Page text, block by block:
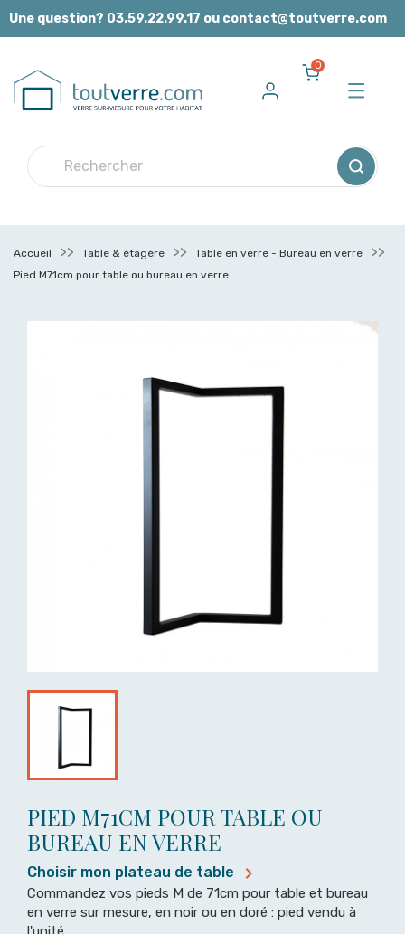
Panneau de gestion des cookies
Une question? 03.59.22.99.17 ou contact@toutverre.com
0
Accueil Table & étagère
Table en verre - Bureau en verre
Pied M71cm pour table ou bureau en verre
PIED M71CM POUR TABLE OU
BUREAU EN VERRE
Choisir mon plateau de table 
Commandez vos pieds M de 71cm pour table et bureau
en verre sur mesure, en noir ou en doré : pied vendu à